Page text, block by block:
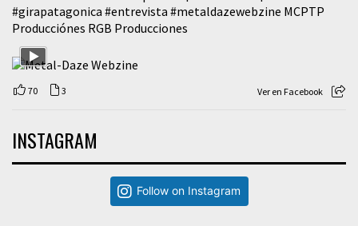
#girapatagonica #entrevista #metaldazewebzine MCPTP
Producciónes RGB Producciones
70 3 Ver en Facebook
INSTAGRAM
Follow on Instagram